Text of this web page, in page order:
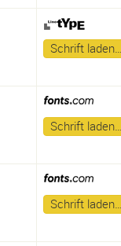
Schrift
Schrift
Schrift